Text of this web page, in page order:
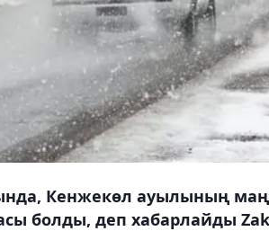
Кенжекөл ауылының
болды, деп хабарлайды